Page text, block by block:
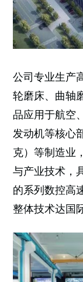
公司专业生产
轮磨床、曲轴
品应用于航空
发动机等核心
克）等制造业
与产业技术，
的系列数控高
整体技术达国